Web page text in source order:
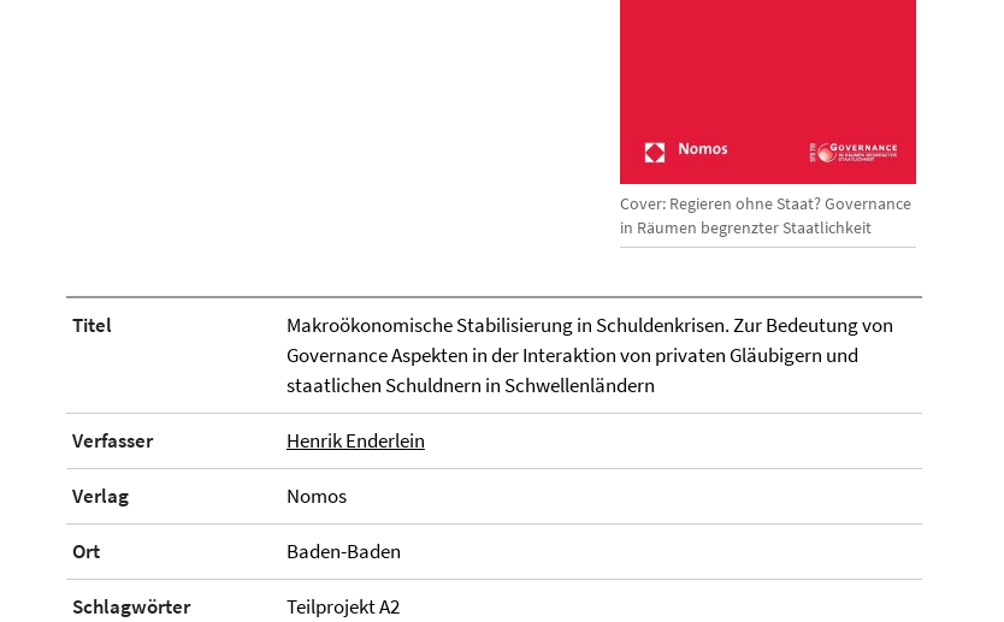
Cover: Regieren ohne Staat? Governance
in Räumen begrenzter Staatlichkeit
Titel
Makroökonomische Stabilisierung in Schuldenkrisen. Zur Bedeutung von
Governance Aspekten in der Interaktion von privaten Gläubigern und
staatlichen Schuldnern in Schwellenländern
Verfasser Henrik Enderlein
Verlag Nomos
Ort Baden-Baden
Schlagwörter Teilprojekt A2